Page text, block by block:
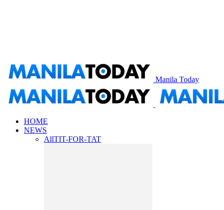
Manila Today
HOME
NEWS
AllTIT-FOR-TAT